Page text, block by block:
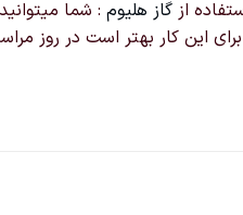
ازگاز هلیوم : شما
برای این کار بهتر است در روز